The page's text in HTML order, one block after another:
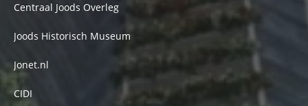
Centraal Joods Overleg
Joods Historisch Museum
Jonet.nl
CIDI